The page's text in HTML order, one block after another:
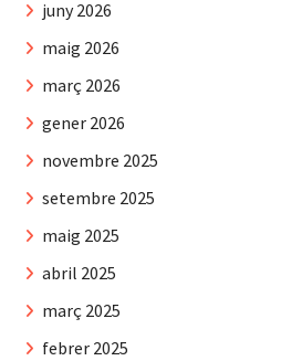
juny 2026
maig 2026
març 2026
gener 2026
novembre 2025
setembre 2025
maig 2025
abril 2025
març 2025
febrer 2025